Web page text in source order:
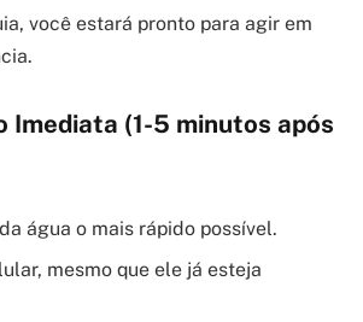
você estará pronto para agir em
Imediata (1-5 minutos após
água o mais rápido possível.
mesmo que ele já esteja